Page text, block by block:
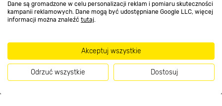
Dane są gromadzone w celu personalizacji reklam i pomiaru skuteczności
kampanii reklamowych. Dane mogą być udostępniane Google LLC, więcej
informacji można znaleźć tutaj.
Akceptuj wszystkie
Odrzuć wszystkie Dostosuj
Dołącz do nas
Metody płatności